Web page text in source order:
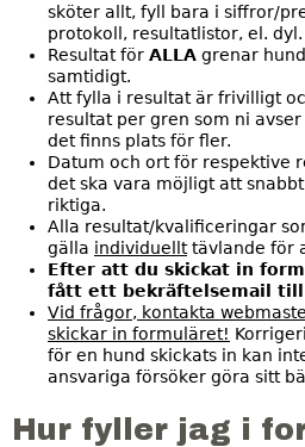
d
e
sköter allt, fyll bara i siffror/
protokoll, resultatlistor, el. dyl.
Resultat för ALLA grenar
samtidigt.
Att fylla i resultat är frivilligt
resultat per gren som ni
det finns plats för fler.
Datum och ort för respektive
det ska vara möjligt att
riktiga.
Alla resultat/kvalificeringar
gälla individuellttävlande för
Efter att du skickat in
fått ett bekräftelsemail till
Vid frågor, kontakta
skickar in formuläret!
för en hund skickats in kan
ansvariga försöker göra sitt
Hur fyller jag i